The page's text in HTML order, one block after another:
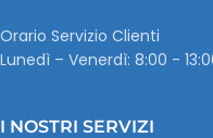
Orario Servizio Clienti
Lunedì – Venerdì: 8:00 -
I NOSTRI SERVIZI